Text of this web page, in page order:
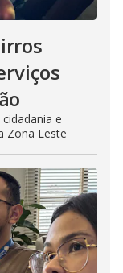
e
Zona Leste